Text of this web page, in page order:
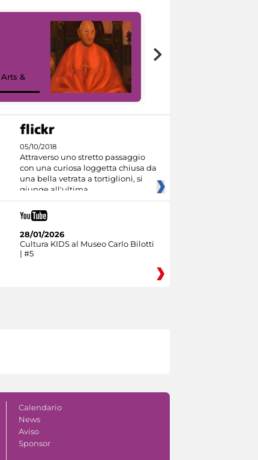
&
05/10/2018
Attraverso uno stretto passaggio
con una curiosa loggetta chiusa da
una bella vetrata a tortiglioni, si
giunge all'ultima
28/01/2026
Cultura KIDS al Museo Carlo Bilotti
| #5
Calendario
News
Aviso
Sponsor